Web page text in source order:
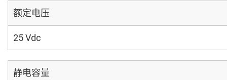
额定电压
25 Vdc
静电容量